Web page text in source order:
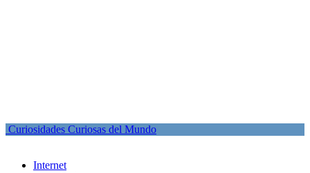
Curiosidades Curiosas del Mundo
Internet